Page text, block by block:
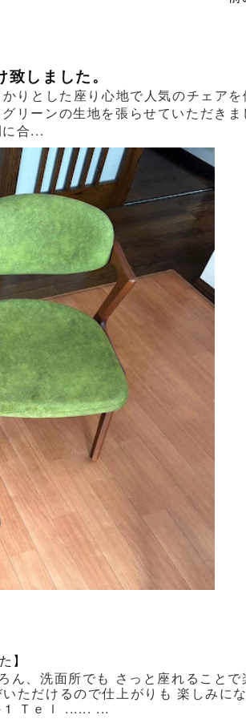
しました。
りとした座り心地で人気のチェアを
リーンの生地を張らせていただきま
合...
】
、洗面所でも さっと座れることで
ただけるので仕上がりも 楽しみに
1 Ｔｅｌ ...... ...